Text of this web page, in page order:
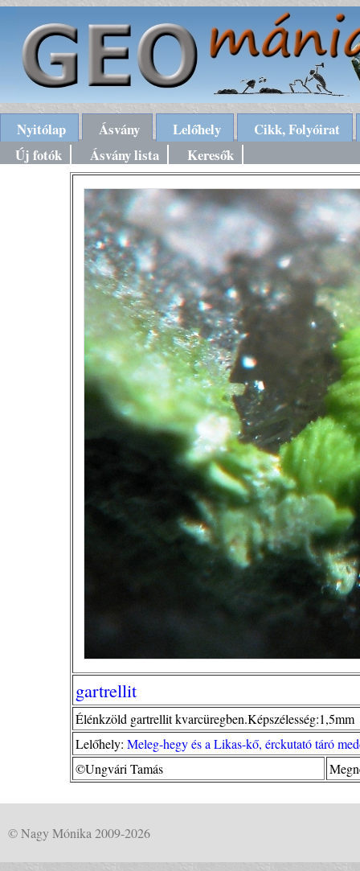
Nyitólap Ásvány Lelőhely
Cikk, Folyóirat
Új fotók
Ásvány lista Keresők
gartrellit
Élénkzöld gartrellit kvarcüregben.Képszélesség:1,5mm
Lelőhely: Meleg-hegy és a Likas-kő, érckutató táró
©Ungvári Tamás
© Nagy Mónika 2009-2026